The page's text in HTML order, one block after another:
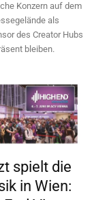
Konzern auf dem
als
des Creator Hubs
bleiben.
spielt die
in Wien: